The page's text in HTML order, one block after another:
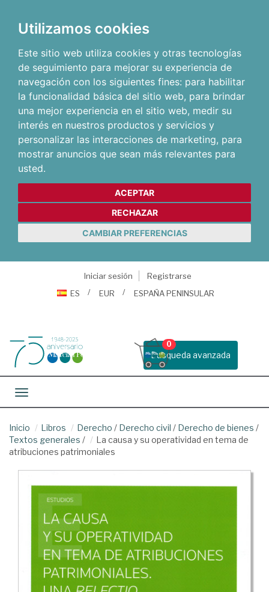
Utilizamos cookies
Este sitio web utiliza cookies y otras tecnologías
de seguimiento para mejorar su experiencia de
navegación con los siguientes fines: para habilitar
la funcionalidad básica del sitio web, para brindar
una mejor experiencia en el sitio web, medir su
interés en nuestros productos y servicios y
personalizar las interacciones de marketing, para
mostrar anuncios que sean más relevantes para
usted.
ACEPTAR
RECHAZAR
CAMBIAR PREFERENCIAS
Iniciar sesión
Registrarse
ES
EUR ESPAÑA PENINSULAR
Busqueda avanzada
0
Toggle navigation
Inicio Libros Derecho / Derecho civil / Derecho de bienes /
Textos generales /
La causa y su operatividad en tema de
atribuciones patrimoniales